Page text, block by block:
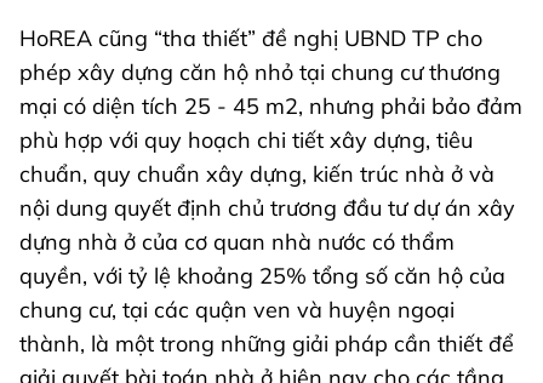
HoREA cũng “tha thiết” đề nghị UBND TP cho
phép xây dựng căn hộ nhỏ tại chung cư thương
mại có diện tích 25 - 45 m2, nhưng phải bảo đảm
phù hợp với quy hoạch chi tiết xây dựng, tiêu
chuẩn, quy chuẩn xây dựng, kiến trúc nhà ở và
nội dung quyết định chủ trương đầu tư dự án xây
dựng nhà ở của cơ quan nhà nước có thẩm
quyền, với tỷ lệ khoảng 25% tổng số căn hộ của
chung cư, tại các quận ven và huyện ngoại
thành, là một trong những giải pháp cần thiết để
giải quyết bài toán nhà ở hiện nay cho các tầng